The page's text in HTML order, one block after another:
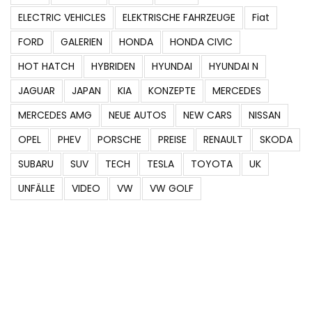
ELECTRIC VEHICLES
ELEKTRISCHE FAHRZEUGE
Fiat
FORD
GALERIEN HONDA
HONDA CIVIC
HOT HATCH
HYBRIDEN HYUNDAI
HYUNDAI N
JAGUAR
JAPAN KIA KONZEPTE
MERCEDES
MERCEDES AMG
NEUE AUTOS NEW CARS
NISSAN
OPEL
PHEV PORSCHE PREISE RENAULT
SKODA
SUBARU
SUV TECH TESLA TOYOTA
UK
UNFÄLLE
VIDEO VW VW GOLF